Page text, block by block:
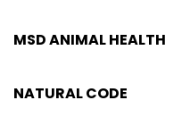
MSD ANIMAL HEALTH
NATURAL CODE